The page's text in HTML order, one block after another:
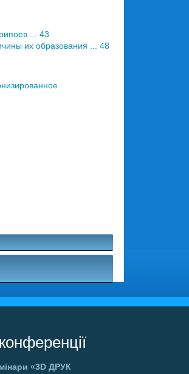
... 43
их образования ... 48
«3D ДРУК